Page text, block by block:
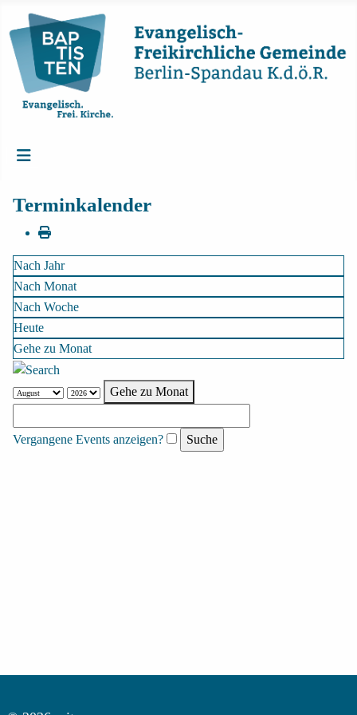
Terminkalender
Nach Jahr
Nach Monat
Nach Woche
Heute
Gehe zu Monat
Gehe zu Monat
Vergangene Events anzeigen?